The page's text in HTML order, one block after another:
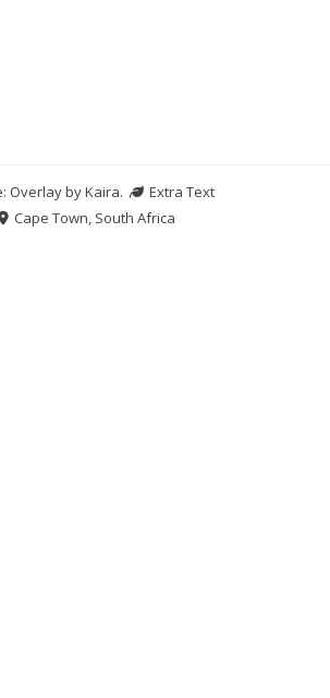
Overlay byKaira.
Extra Text
Cape Town, South Africa